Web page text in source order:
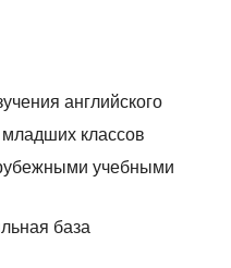
английского
классов
учебными
база